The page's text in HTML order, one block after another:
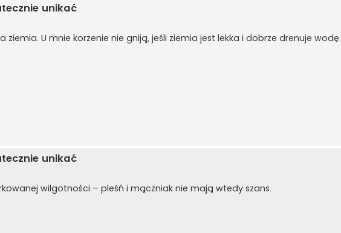
unikać
U mnie korzenie nie gniją, jeśli ziemia jest lekka i dobrze drenuje wodę.
unikać
wilgotności – pleśń i mączniak nie mają wtedy szans.